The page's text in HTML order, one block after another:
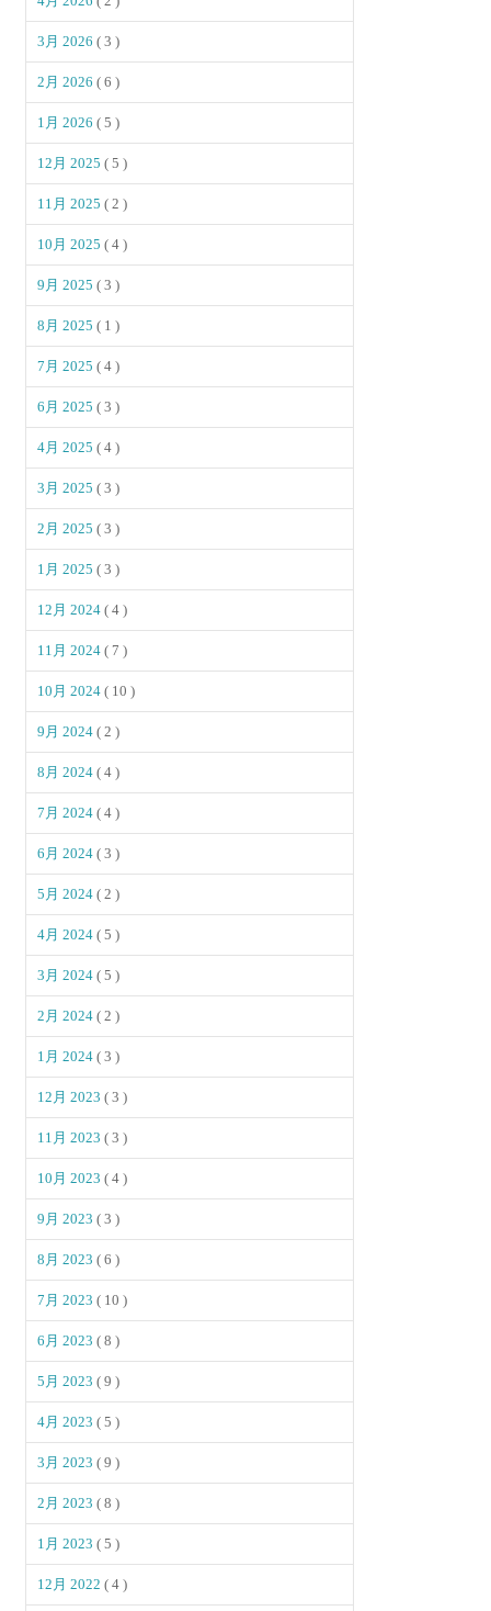
3月 2026( 3 )
2月 2026( 6 )
1月 2026( 5 )
12月 2025( 5 )
11月 2025( 2 )
10月 2025( 4 )
9月 2025( 3 )
8月 2025( 1 )
7月 2025( 4 )
6月 2025( 3 )
4月 2025( 4 )
3月 2025( 3 )
2月 2025( 3 )
1月 2025( 3 )
12月 2024( 4 )
11月 2024( 7 )
10月 2024( 10 )
9月 2024( 2 )
8月 2024( 4 )
7月 2024( 4 )
6月 2024( 3 )
5月 2024( 2 )
4月 2024( 5 )
3月 2024( 5 )
2月 2024( 2 )
1月 2024( 3 )
12月 2023( 3 )
11月 2023( 3 )
10月 2023( 4 )
9月 2023( 3 )
8月 2023( 6 )
7月 2023( 10 )
6月 2023( 8 )
5月 2023( 9 )
4月 2023( 5 )
3月 2023( 9 )
2月 2023( 8 )
1月 2023( 5 )
12月 2022( 4 )